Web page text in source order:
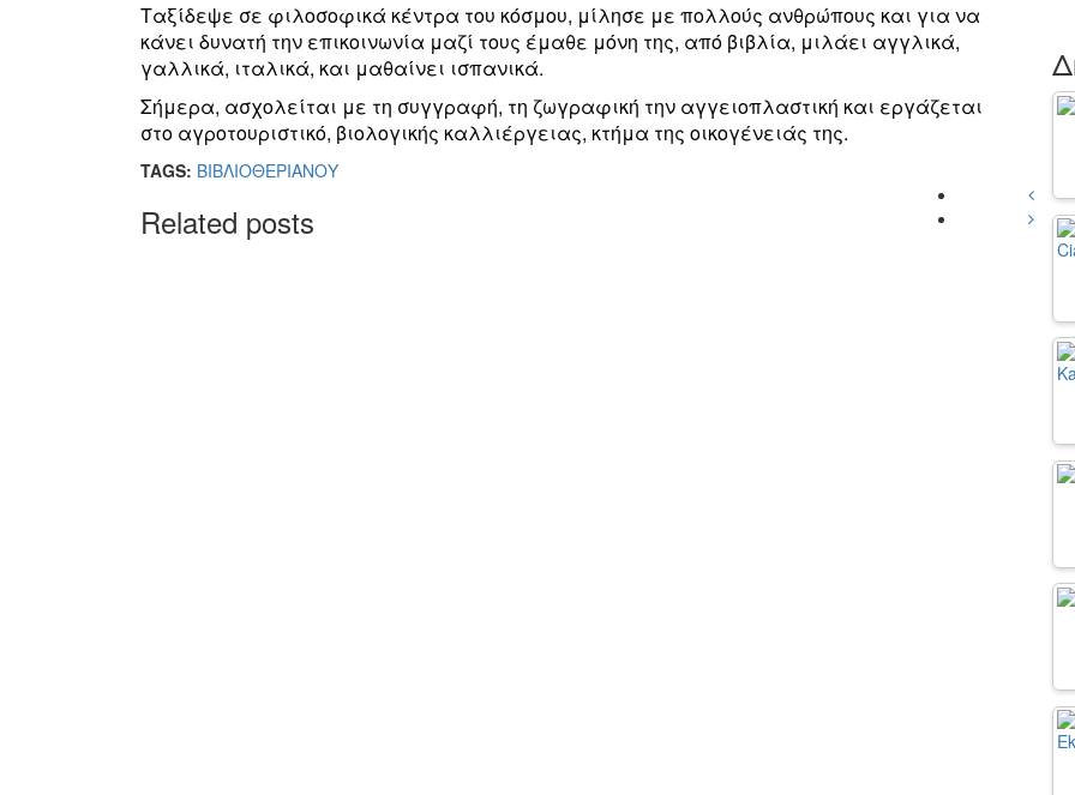
Ταξίδεψε σε φιλοσοφικά κέντρα του κόσμου, μίλησε με πολλούς ανθρώπους και για να
κάνει δυνατή την επικοινωνία μαζί τους έμαθε μόνη της, από βιβλία, μιλάει αγγλικά,
γαλλικά, ιταλικά, και μαθαίνει ισπανικά.
Σήμερα, ασχολείται με τη συγγραφή, τη ζωγραφική την αγγειοπλαστική και εργάζεται
στο αγροτουριστικό, βιολογικής καλλιέργειας, κτήμα της οικογένειάς της.
TAGS: ΒΙΒΛΙΟΘΕΡΙΑΝΟΥ
Related posts